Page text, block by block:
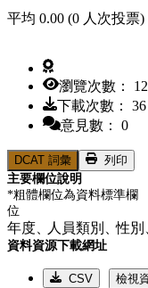
平均 0.00 (0 人次投票)
瀏覽次數：
下載次數： 36
意見數： 0
DCAT 詞彙
列印
主要欄位說明
*粗體欄位為資料標準欄
位
年度、 人員類別、性別
資料資源下載網址
CSV 檢視